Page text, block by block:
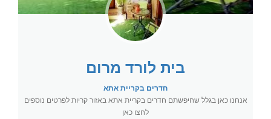
בית לורד מרום
חדרים בקריית אתא
אנחנו כאן בגלל שחיפשתם חדרים בקריית אתא באזור קריות לפרטים נוספים
לחצו כאן